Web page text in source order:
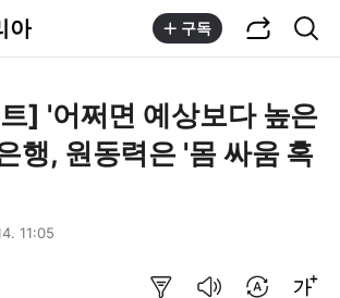
아 구독
] '어쩌면 예상보다 높은
행, 원동력은 '몸 싸움 혹
11:05